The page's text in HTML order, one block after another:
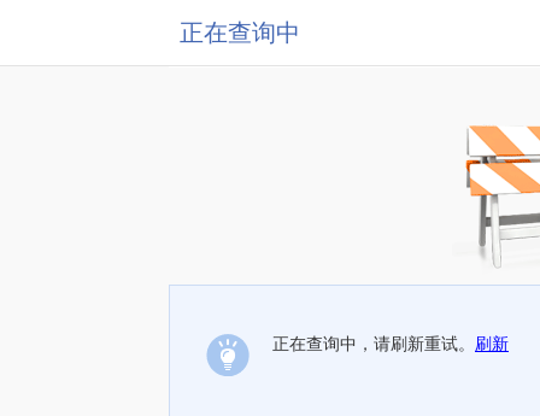
正在查询中
正在查询中，请刷新重试。 刷新